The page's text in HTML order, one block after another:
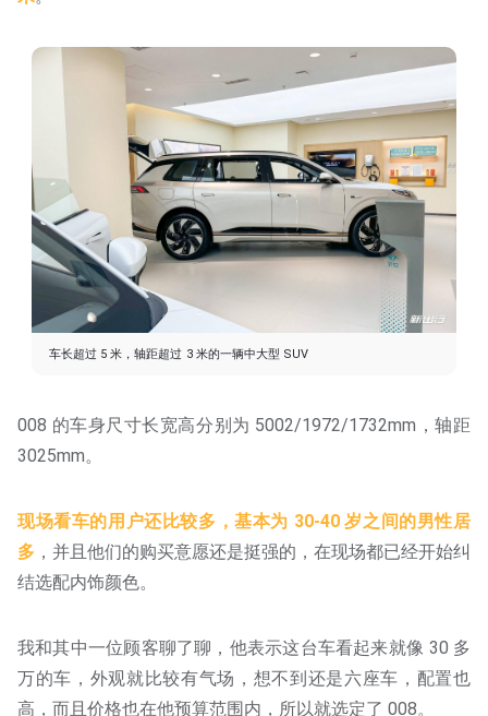
车长超过 5 米，轴距超过 3 米的一辆中大型 SUV
008 的车身尺寸长宽高分别为 5002/1972/1732mm，轴距
3025mm。
现场看车的用户还比较多，基本为 30-40 岁之间的男性居
多 ，并且他们的购买意愿还是挺强的，在现场都已经开始纠
结选配内饰颜色。
我和其中一位顾客聊了聊，他表示这台车看起来就像 30 多
万的车，外观就比较有气场，想不到还是六座车，配置也
高，而且价格也在他预算范围内，所以就选定了 008。